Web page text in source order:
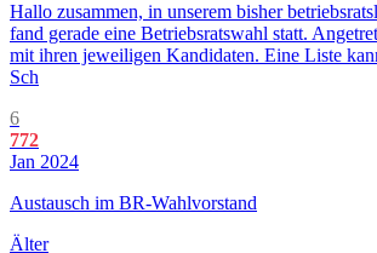
Hallo zusammen, in unserem bisher
fand gerade eine Betriebsratswahl statt.
mit ihren jeweiligen Kandidaten. Eine Liste
Sch
6
772
Jan 2024
Austausch im BR-Wahlvorstand
Älter